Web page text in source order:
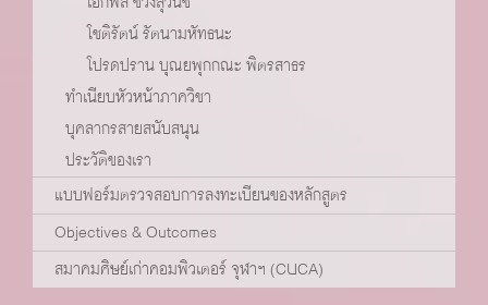
โชติรัตน์ รัตนามหัทธนะ
โปรดปราน บุณยพุกกณะ พิตรสาธร
ทำเนียบหัวหน้าภาควิชา
บุคลากรสายสนับสนุน
ประวัติของเรา
แบบฟอร์มตรวจสอบการลงทะเบียนของหลักสูตร
Objectives & Outcomes
สมาคมศิษย์เก่าคอมพิวเตอร์ จุฬาฯ (CUCA)